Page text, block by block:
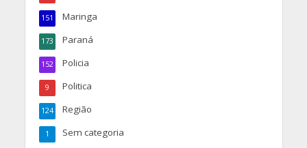
Maringa
151
Paraná
173
Policia
152
Politica
9
Região
124
Sem categoria
1